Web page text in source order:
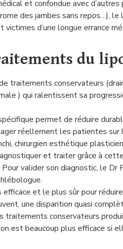
et confondue avec
des jambes sans repos…), le
victimes d’une longue errance
du
traitements conservateurs
) qui ralentissent sa
permet de réduire
réellement les patientes sur
chirurgien esthétique
et traiter grâce à
valider son diagnostic, le Dr
et le plus sûr pour
une disparition quasi
traitements conservateurs
est beaucoup plus efficace si